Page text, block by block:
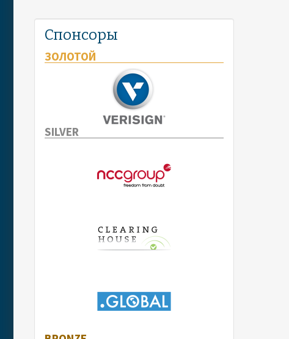
Спонсоры
ЗОЛОТОЙ
SILVER